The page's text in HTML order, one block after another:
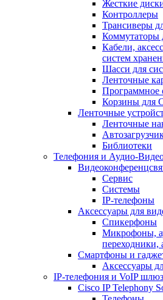
Жесткие
Контроллеры
Трансиверы
Кабели,
систем
Шасси для
Ленточные
Программное
Корзины для
Ленточные
Ленточные
Библиотеки
Телефония и Аудио-
Сервис
Системы
IP-телефоны
Аксессуары для
Спикерфоны
Микрофоны,
переходники,
Смартфоны и
Аксессуары
IP-телефония и VoIP
Cisco IP Telephony